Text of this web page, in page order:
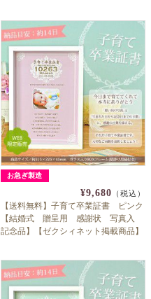
お急ぎ製造
¥9,680 （税込）
【送料無料】子育て卒業証書 ピンク
【結婚式 贈呈用 感謝状 写真入
記念品】【ゼクシィネット掲載商品】